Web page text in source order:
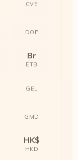
CVE
DOP
Br
ETB
GEL
GMD
HK$
HKD